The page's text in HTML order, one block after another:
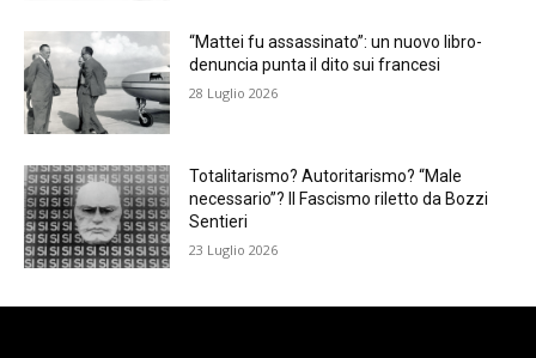
“Mattei fu assassinato”: un nuovo libro-
denuncia punta il dito sui francesi
28 Luglio 2026
Totalitarismo? Autoritarismo? “Male
necessario”? Il Fascismo riletto da Bozzi
Sentieri
23 Luglio 2026